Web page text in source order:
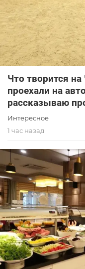
Что творится
проехали на
рассказываю
Интересное
1 час назад